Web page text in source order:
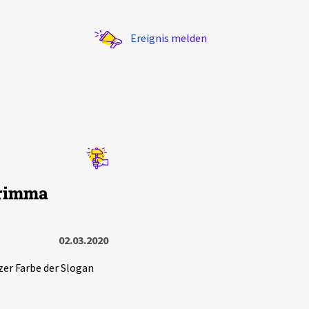
Ereignis melden
02.03.2020
Farbe der Slogan